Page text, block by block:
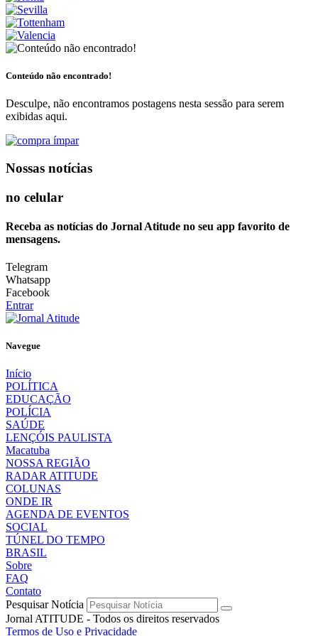
Conteúdo não encontrado!
Desculpe, não encontramos postagens nesta sessão para serem
exibidas aqui.
Nossas notícias
no celular
Receba as notícias do Jornal Atitude no seu app favorito de
mensagens.
Telegram
Whatsapp
Facebook
Entrar
Navegue
Início
POLÍTICA
EDUCAÇÃO
POLÍCIA
SAÚDE
LENÇÓIS PAULISTA
Macatuba
NOSSA REGIÃO
RADAR ATITUDE
COLUNAS
ONDE IR
AGENDA DE EVENTOS
SOCIAL
TÚNEL DO TEMPO
BRASIL
Sobre
FAQ
Contato
Pesquisar Notícia
Jornal ATITUDE - Todos os direitos reservados
Termos de Uso e Privacidade